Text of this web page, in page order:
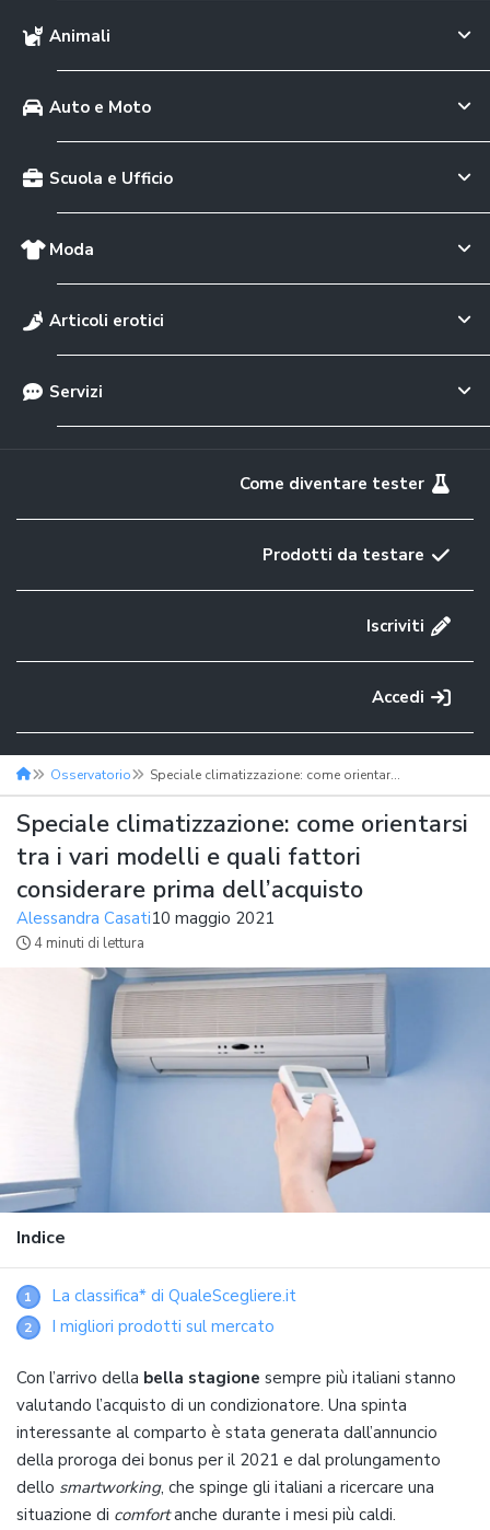
Animali
Auto e Moto
Scuola e Ufficio
Moda
Articoli erotici
Servizi
Come diventare tester
Prodotti da testare
Iscriviti
Accedi
Osservatorio Speciale climatizzazione: come orientarsi tra i vari modelli e quali fattori considerare prima dell’acquisto
Speciale climatizzazione: come orientarsi
tra i vari modelli e quali fattori
considerare prima dell’acquisto
Alessandra Casati10 maggio 2021
4 minuti di lettura
Indice
1 La classifica* di QualeScegliere.it
2 I migliori prodotti sul mercato
Con l’arrivo della bella stagione sempre più italiani stanno
valutando l’acquisto di un condizionatore. Una spinta
interessante al comparto è stata generata dall’annuncio
della proroga dei bonus per il 2021 e dal prolungamento
dello smartworking, che spinge gli italiani a ricercare una
situazione di comfortanche durante i mesi più caldi.